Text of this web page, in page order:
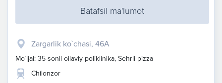
Batafsil ma'lumot
Zargarlik ko`chasi, 46A
Mo`ljal: 35-sonli oilaviy poliklinika, Sehrli pizza
Chilonzor